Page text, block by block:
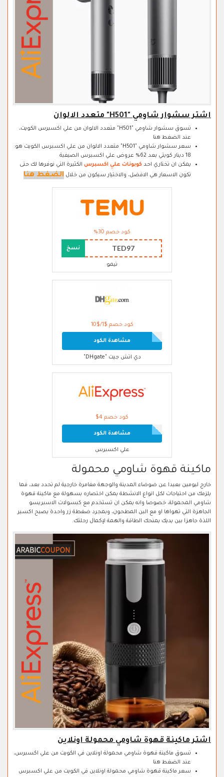
اشتر سشوار شاومي "H501" متعدد الالوان
تسوق سشوار شاومي "H501" متعدد الالوان من علي اكسبرس الكويت،
عند الضغط هنا
سعر سشوار شاومي "H501" متعدد الالوان من علي اكسبرس الكويت هو:
18 دينار كويتي بعد 62% عروض علي اكسبرس الصيفية
يمكن ان تختاري احد كوبونات علي اكسبرس الكثيرة التي نوفرها لك حتى
تكون الاسعار هي الافضل، والاختيار سيكون من خلال الضغط هنا
كود خصم 30%
TED97 نسخ
تيمو
كود خصم $1/$10
مشاهدة الكود
دي اتش جيت "DHgate"
كود خصم 4$
مشاهدة الكود
علي اكسبرس
ماكينة قهوة شاومي محمولة
خارج ليومين بعيدا عن ضوضاء المدينة والوجهة مغامرة خارجية لم تحدد بعد، فما
يلزمك من احتياجات لكل انواع الانشطة يمكن اختصاره بسهولة مع ماكينة قهوة
شاومي المحمولة، خصوصا وانه يمكن ان تستخدم مع كبسولات الاسبريسو
الجاهزة التي تهواها او مع البن المطحون، وبمجرد ضغطة زر واحدة يصبح اكسير
اللذة جاهزا بين يديك يمنحك الطاقة والهمة لإكمال رحلتك.
اشتر ماكينة قهوة شاومي محمولة اونلاين
تسوق ماكينة قهوة شاومي محمولة اونلاين في الكويت من علي اكسبرس،
عند الضغط هنا
سعر ماكينة قهوة شاومي محمولة اونلاين في الكويت من علي اكسبرس